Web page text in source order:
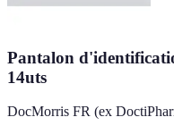
Pantalon
14uts
DocMorris FR (ex